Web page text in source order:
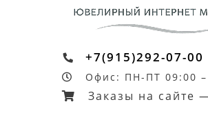
+7(915)292-07-00
Офис: ПН-ПТ 09:00 –
Заказы на сайте